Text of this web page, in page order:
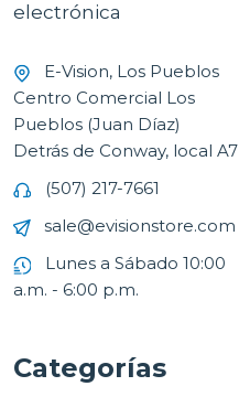
electrónica
E-Vision, Los Pueblos
Centro Comercial Los
Pueblos (Juan Díaz)
Detrás de Conway, local A7
(507) 217-7661
sale@evisionstore.com
Lunes a Sábado 10:00
a.m. - 6:00 p.m.
Categorías